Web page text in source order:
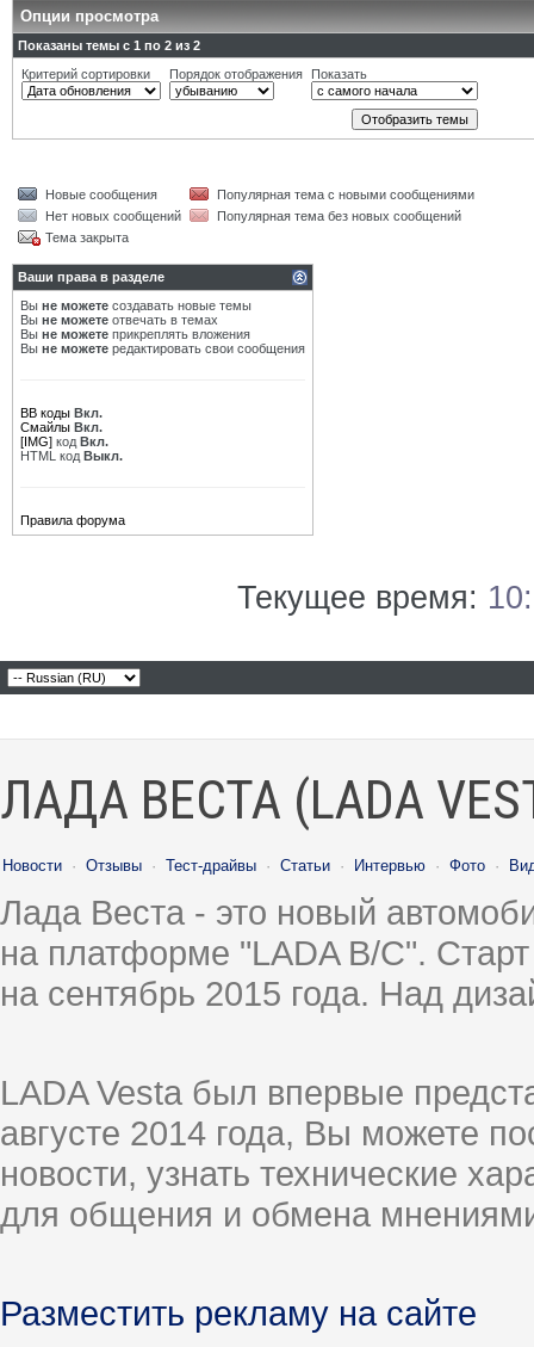
Опции просмотра
Показаны темы с 1 по 2 из 2
Критерий сортировки
Порядок отображения Показать
Новые сообщения
Популярная тема с новыми сообщениями
Нет новых сообщений
Популярная тема без новых сообщений
Тема закрыта
Ваши права в разделе
Вы не можете создавать новые темы
Вы не можете отвечать в темах
Вы не можете прикреплять вложения
Вы не можете редактировать свои сообщения
BB коды Вкл.
Смайлы Вкл.
[IMG] код Вкл.
HTML код Выкл.
Правила форума
Текущее время:
ЛАДА ВЕСТА (LADA
Новости · Отзывы · Тест-драйвы · Статьи · Интервью · Фото ·
Лада Веста - это новый
на платформе "LADA B/C".
на сентябрь 2015 года. Над
LADA Vesta был впервые
августе 2014 года, Вы можете
новости, узнать технические
для общения и обмена
Разместить рекламу на сайте